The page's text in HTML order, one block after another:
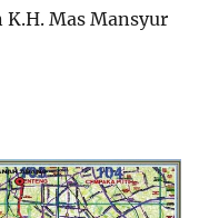
Mas Mansyur